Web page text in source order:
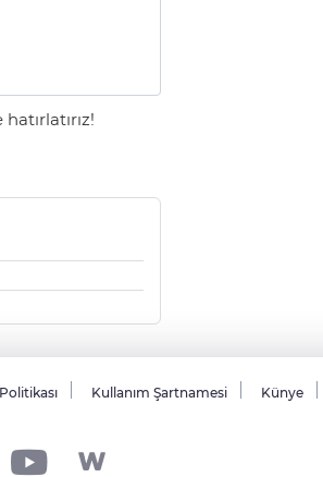
Kullanım Şartnamesi Künye